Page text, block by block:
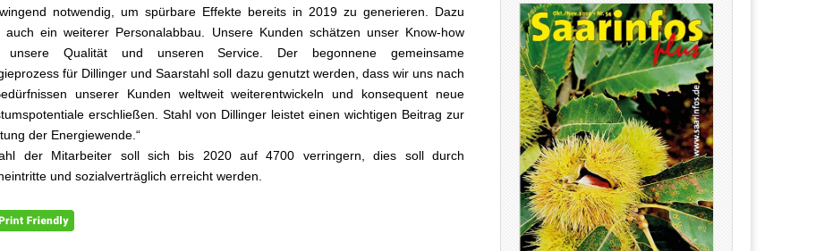
notwendig, um spürbare Effekte bereits in 2019 zu generieren. Dazu
auch ein weiterer Personalabbau. Unsere Kunden schätzen unser Know-how
unsere Qualität und unseren Service. Der begonnene gemeinsame
für Dillinger und Saarstahl soll dazu genutzt werden, dass wir uns nach
unserer Kunden weltweit weiterentwickeln und konsequent neue
erschließen. Stahl von Dillinger leistet einen wichtigen Beitrag zur
der Energiewende.“
der Mitarbeiter soll sich bis 2020 auf 4700 verringern, dies soll durch
und sozialverträglich erreicht werden.